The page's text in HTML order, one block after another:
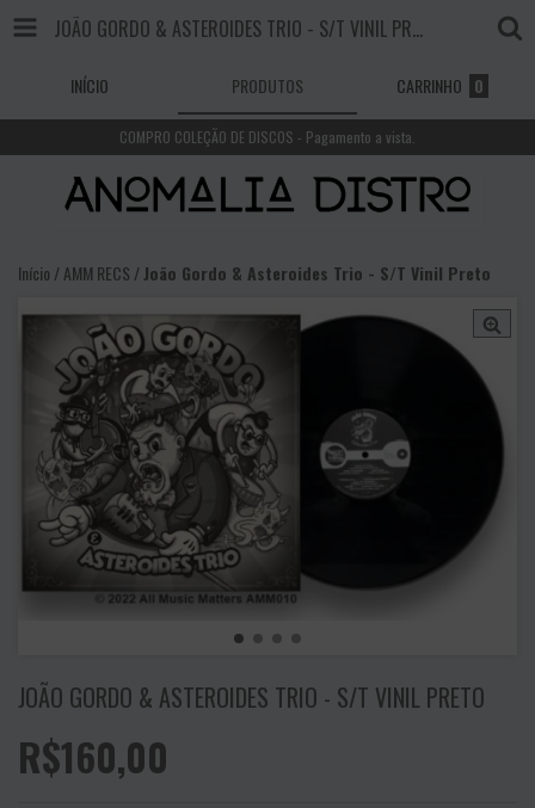
JOÃO GORDO & ASTEROIDES TRIO - S/T VINIL PRETO
INÍCIO PRODUTOS CARRINHO 0
COMPRO COLEÇÃO DE DISCOS - Pagamento a vista.
Início /AMM RECS /João Gordo & Asteroides Trio - S/T Vinil Preto
JOÃO GORDO & ASTEROIDES TRIO - S/T VINIL PRETO
R$160,00